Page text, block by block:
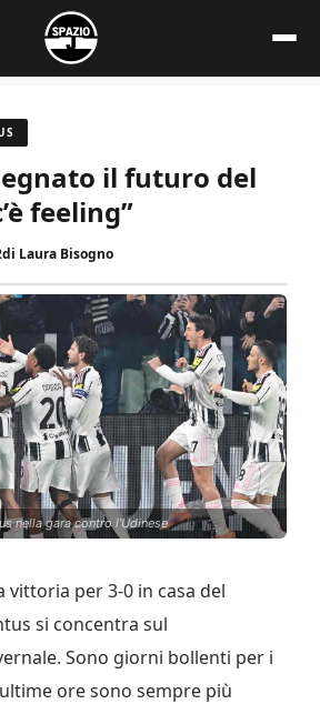
il futuro del
feeling”
di Laura Bisogno
nella gara contro l'Udinese
vittoria per 3-0 in casa del
si concentra sul
Sono giorni bollenti per i
ore sono sempre più